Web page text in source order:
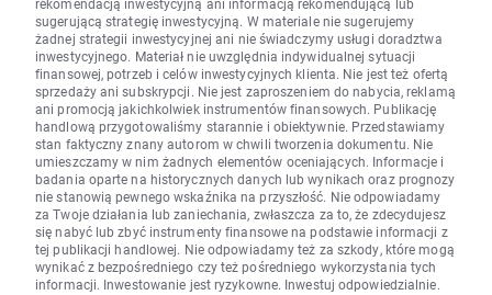
rekomendacją inwestycyjną ani informacją rekomendującą lub
sugerującą strategię inwestycyjną. W materiale nie sugerujemy
żadnej strategii inwestycyjnej ani nie świadczymy usługi doradztwa
inwestycyjnego. Materiał nie uwzględnia indywidualnej sytuacji
finansowej, potrzeb i celów inwestycyjnych klienta. Nie jest też ofertą
sprzedaży ani subskrypcji. Nie jest zaproszeniem do nabycia, reklamą
ani promocją jakichkolwiek instrumentów finansowych. Publikację
handlową przygotowaliśmy starannie i obiektywnie. Przedstawiamy
stan faktyczny znany autorom w chwili tworzenia dokumentu. Nie
umieszczamy w nim żadnych elementów oceniających. Informacje i
badania oparte na historycznych danych lub wynikach oraz prognozy
nie stanowią pewnego wskaźnika na przyszłość. Nie odpowiadamy
za Twoje działania lub zaniechania, zwłaszcza za to, że zdecydujesz
się nabyć lub zbyć instrumenty finansowe na podstawie informacji z
tej publikacji handlowej. Nie odpowiadamy też za szkody, które mogą
wynikać z bezpośredniego czy też pośredniego wykorzystania tych
informacji. Inwestowanie jest ryzykowne. Inwestuj odpowiedzialnie.